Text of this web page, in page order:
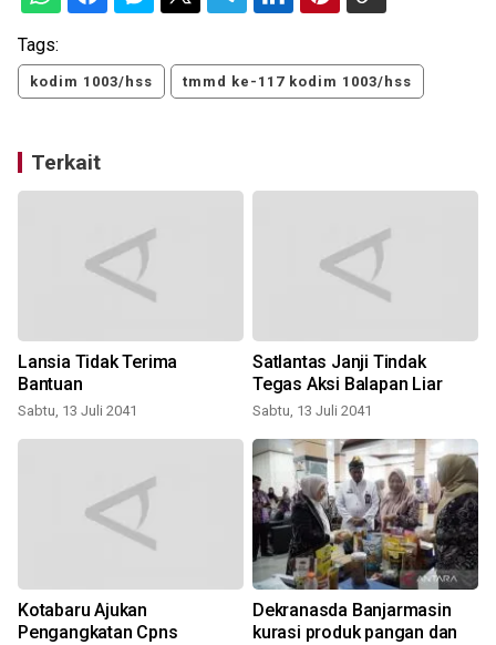
Tags:
kodim 1003/hss tmmd ke-117 kodim 1003/hss
Terkait
Lansia Tidak Terima
Bantuan
Sabtu, 13 Juli 2041
Satlantas Janji Tindak
Tegas Aksi Balapan Liar
Sabtu, 13 Juli 2041
Kotabaru Ajukan
Pengangkatan Cpns
Dekranasda Banjarmasin
kurasi produk pangan dan